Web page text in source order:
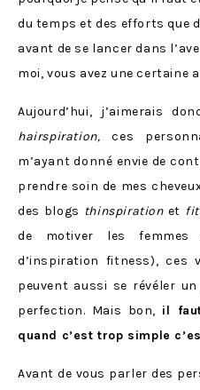
du temps et des efforts que
avant de se lancer dans
moi, vous avez une certaine
Aujourd’hui, j’aimerais
hairspiration, ces
m’ayant donné envie de
prendre soin de mes
des blogs thinspirationet
de motiver les
d’inspiration fitness), ces
peuvent aussi se révéler
perfection. Mais bon, il
quand c’est trop simple
Avant de vous parler des